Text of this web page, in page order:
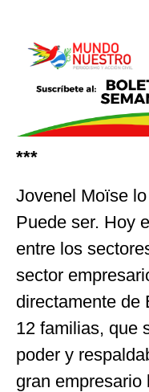
***
Jovenel Moïse
Puede ser. Hoy
entre los
sector
directamente de
12 familias, que
poder y
gran empresario